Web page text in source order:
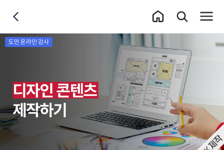
통합검색 레이
전체
뒤로가기
도민 온라인 강사
자체개발 강좌G